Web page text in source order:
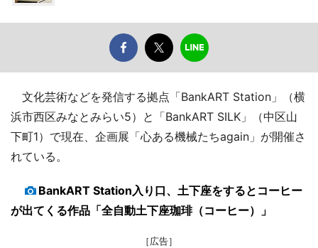
文化芸術などを発信する拠点「BankART Station」（横
浜市西区みなとみらい5）と「BankART SILK」（中区山
下町1）で現在、企画展「心ある機械たちagain」が開催さ
れている。
BankART Station入り口、土下座をするとコーヒー
が出てくる作品「全自動土下座珈琲（コーヒー）」
［広告］